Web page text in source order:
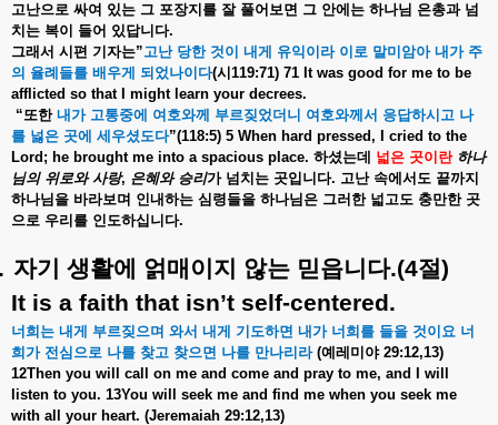
고난으로 싸여 있는 그 포장지를 잘 풀어보면 그 안에는 하나님 은총과 넘
치는 복이 들어 있답니다.
그래서 시편 기자는”고난 당한 것이 내게 유익이라 이로 말미암아 내가 주
의 율례들를 배우게 되었나이다(시 119:71) 71 It was good for me to be
afflicted so that I might learn your decrees.
“또한 내가 고통중에 여호와께 부르짖었더니 여호와께서 응답하시고 나
를 넗은 곳에 세우셨도다”(118:5) 5 When hard pressed, I cried to the
Lord; he brought me into a spacious place. 하셨는데 넓은 곳이란 하나
님의 위로와 사랑, 은혜와 승리가 넘치는 곳입니다. 고난 속에서도 끝까지
하나님을 바라보며 인내하는 심령들을 하나님은 그러한 넓고도 충만한 곳
으로 우리를 인도하십니다.
자기 생활에 얽매이지 않는 믿읍니다.(4절)
It is a faith that isn’t self-centered.
너희는 내게 부르짖으며 와서 내게 기도하면 내가 너희를 들을 것이요 너
희가 전심으로 나를 찾고 찾으면 나를 만나리라 (예레미야29:12,13)
12Then you will call on me and come and pray to me, and I will
listen to you. 13You will seek me and find me when you seek me
with all your heart. (Jeremaiah 29:12,13)